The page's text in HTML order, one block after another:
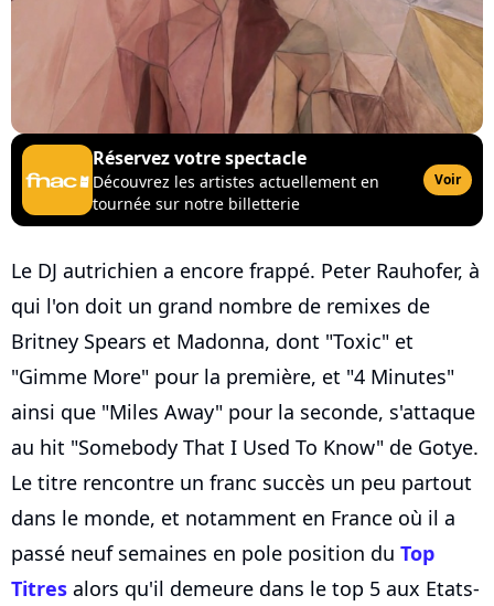
Réservez votre spectacle
Découvrez les artistes actuellement en
tournée sur notre billetterie
Voir
Le DJ autrichien a encore frappé. Peter Rauhofer, à
qui l'on doit un grand nombre de remixes de
Britney Spears et Madonna, dont "Toxic" et
"Gimme More" pour la première, et "4 Minutes"
ainsi que "Miles Away" pour la seconde, s'attaque
au hit "Somebody That I Used To Know" de Gotye.
Le titre rencontre un franc succès un peu partout
dans le monde, et notamment en France où il a
passé neuf semaines en pole position du Top
Titres alors qu'il demeure dans le top 5 aux Etats-